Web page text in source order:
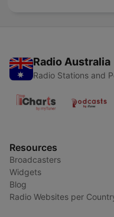
Radio Australia
Radio Stations and
Resources
Broadcasters
Widgets
Blog
Radio Websites per